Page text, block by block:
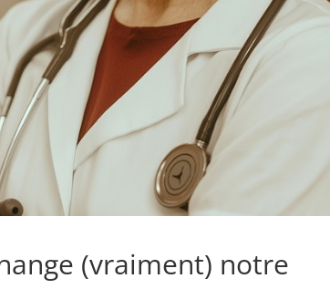
(vraiment) notre